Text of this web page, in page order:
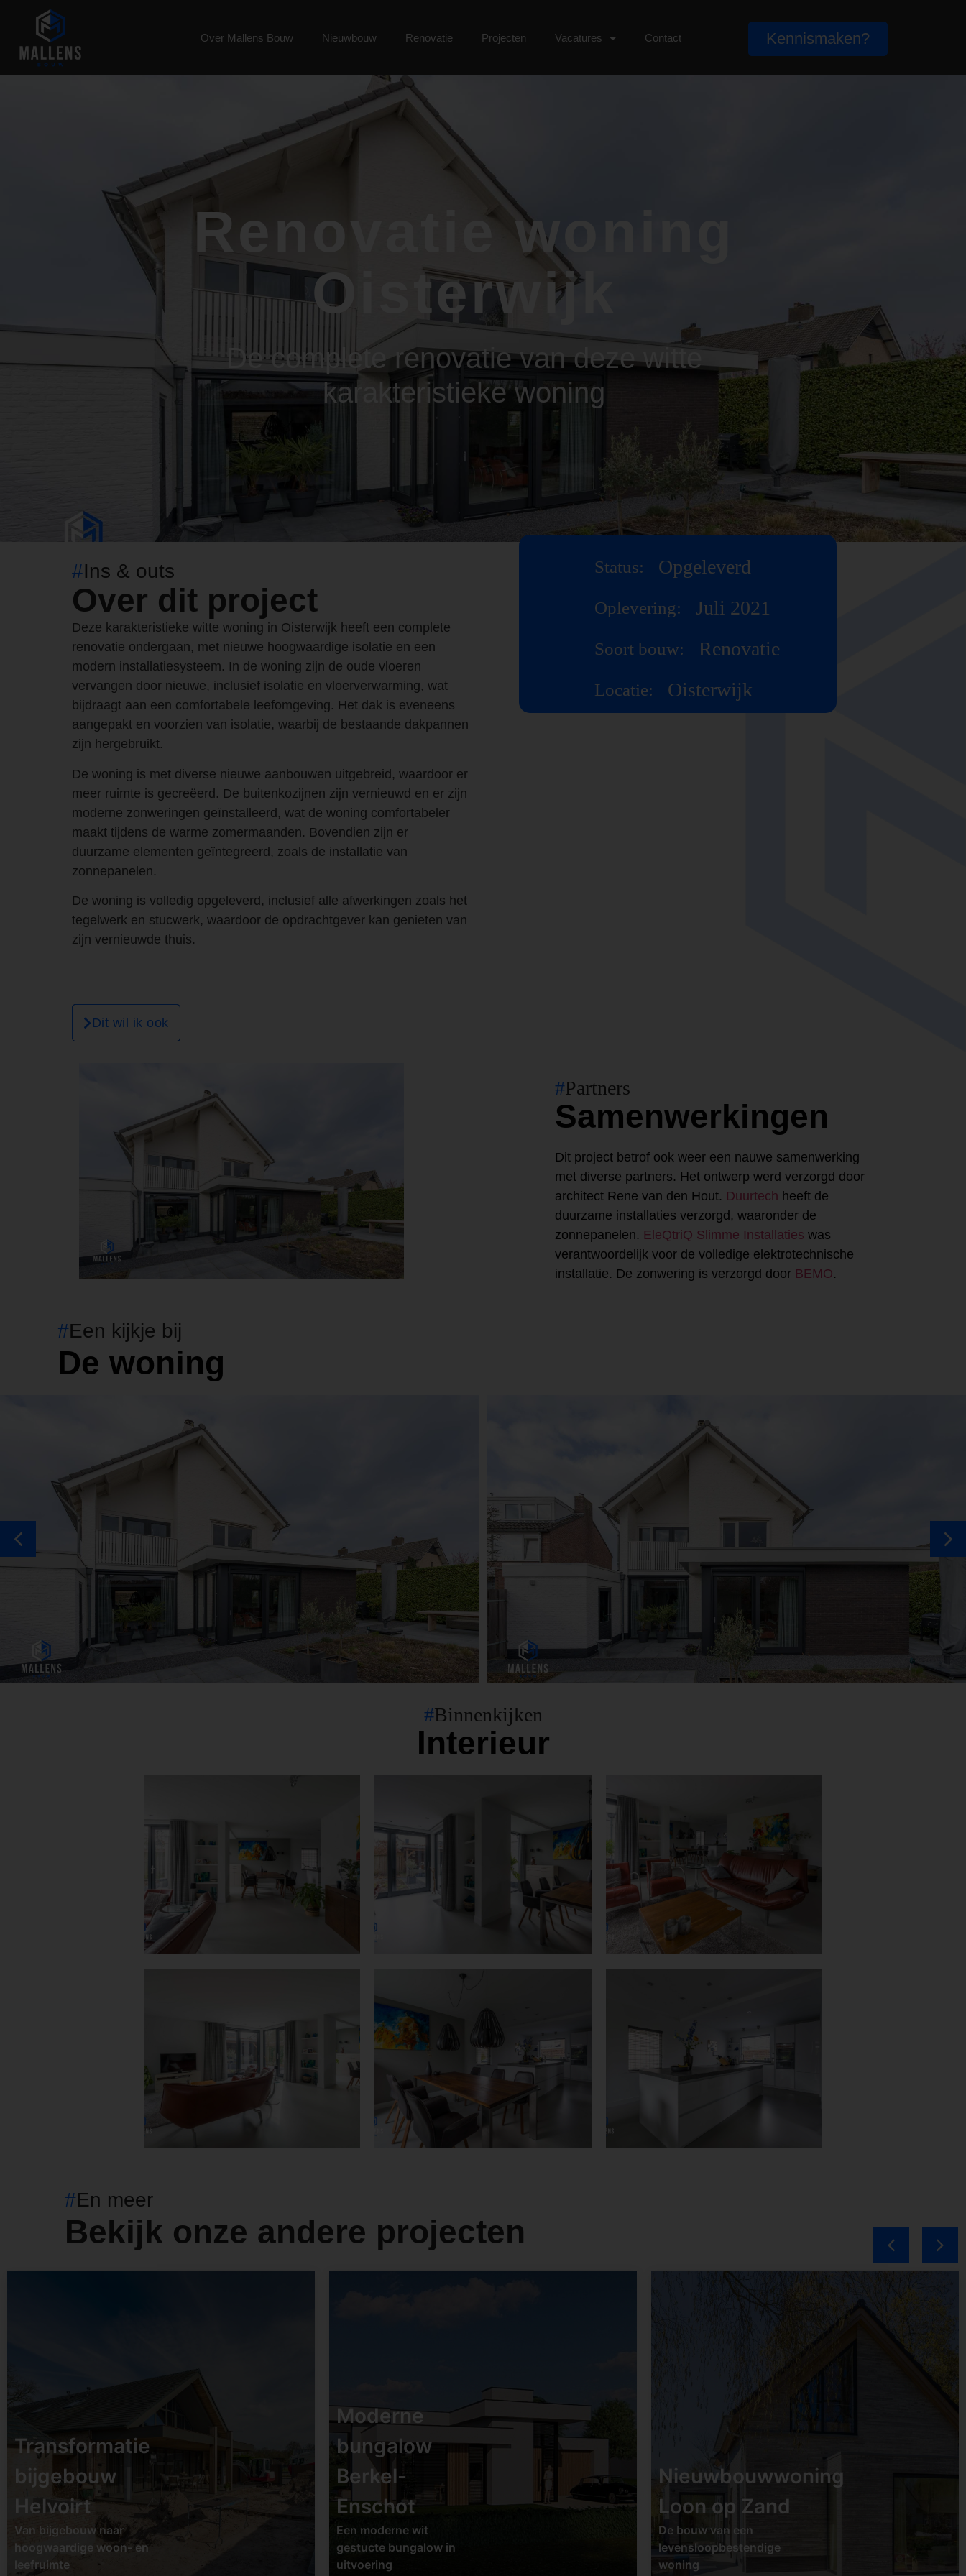
Over Mallens Bouw Nieuwbouw Renovatie Projecten Vacatures Contact Kennismaken?
Renovatie woning
Oisterwijk
De complete renovatie van deze witte
karakteristieke woning
#Ins & outs
Over dit project
Deze karakteristieke witte woning in Oisterwijk heeft een complete
renovatie ondergaan, met nieuwe hoogwaardige isolatie en een
modern installatiesysteem. In de woning zijn de oude vloeren
vervangen door nieuwe, inclusief isolatie en vloerverwarming, wat
bijdraagt aan een comfortabele leefomgeving. Het dak is eveneens
aangepakt en voorzien van isolatie, waarbij de bestaande dakpannen
zijn hergebruikt.
De woning is met diverse nieuwe aanbouwen uitgebreid, waardoor er
meer ruimte is gecreëerd. De buitenkozijnen zijn vernieuwd en er zijn
moderne zonweringen geïnstalleerd, wat de woning comfortabeler
maakt tijdens de warme zomermaanden. Bovendien zijn er
duurzame elementen geïntegreerd, zoals de installatie van
zonnepanelen.
De woning is volledig opgeleverd, inclusief alle afwerkingen zoals het
tegelwerk en stucwerk, waardoor de opdrachtgever kan genieten van
zijn vernieuwde thuis.
Dit wil ik ook
Status: Opgeleverd
Oplevering: Juli 2021
Soort bouw: Renovatie
Locatie: Oisterwijk
#Partners
Samenwerkingen
Dit project betrof ook weer een nauwe samenwerking
met diverse partners. Het ontwerp werd verzorgd door
architect Rene van den Hout. Duurtech heeft de
duurzame installaties verzorgd, waaronder de
zonnepanelen. EleQtriQ Slimme Installaties was
verantwoordelijk voor de volledige elektrotechnische
installatie. De zonwering is verzorgd door BEMO.
#Een kijkje bij
De woning
#Binnenkijken
Interieur
#En meer
Bekijk onze andere projecten
renovatie
Locatie:Udenhout
Bekijk project
Transformatie
bijgebouw
Helvoirt
Van bijgebouw naar
hoogwaardige woon- en
leefruimte
Soort:Transformatie /
renovatie
Locatie:Helvoirt
Bekijk project
Moderne
bungalow
Berkel-
Enschot
Een moderne wit
gestucte bungalow in
uitvoering
Enschot
Bekijk project
Nieuwbouwwoning
Loon op Zand
De bouw van een
levensloopbestendige
woning